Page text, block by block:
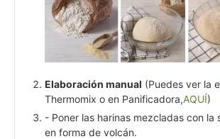
Elaboración manual (Puedes ver la
Thermomix o en Panificadora,AQUÍ)
- Poner las harinas mezcladas con la
en forma de volcán.